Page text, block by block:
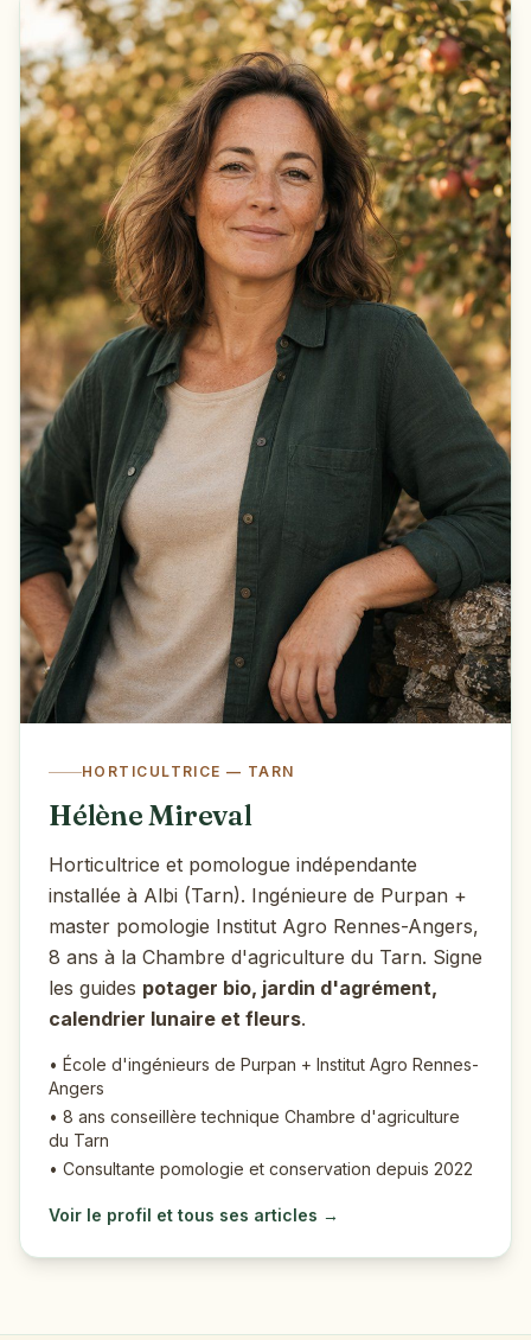
HORTICULTRICE — TARN
Hélène Mireval
Horticultrice et pomologue indépendante
installée à Albi (Tarn). Ingénieure de Purpan +
master pomologie Institut Agro Rennes-Angers,
8 ans à la Chambre d'agriculture du Tarn. Signe
les guides potager bio, jardin d'agrément,
calendrier lunaire et fleurs.
• École d'ingénieurs de Purpan + Institut Agro Rennes-
Angers
• 8 ans conseillère technique Chambre d'agriculture
du Tarn
• Consultante pomologie et conservation depuis 2022
Voir le profil et tous ses articles →